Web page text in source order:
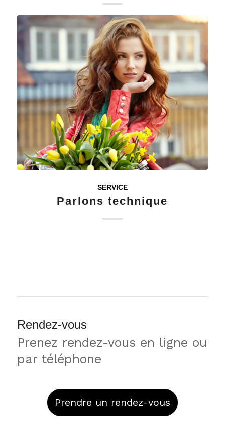
SERVICE
Parlons technique
Rendez-vous
Prenez rendez-vous en ligne ou
par téléphone
Prendre un rendez-vous